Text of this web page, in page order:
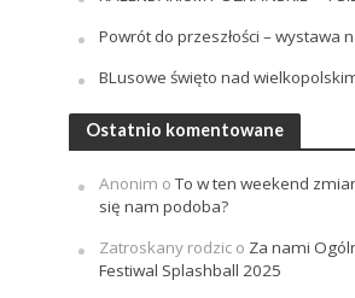
Powrót do przeszłości – wystawa
BLusowe święto nad
Ostatnio komentowane
Anonim oTo w ten weekend
się nam podoba?
Zatroskany rodzico Za nami
Festiwal Splashball 2025